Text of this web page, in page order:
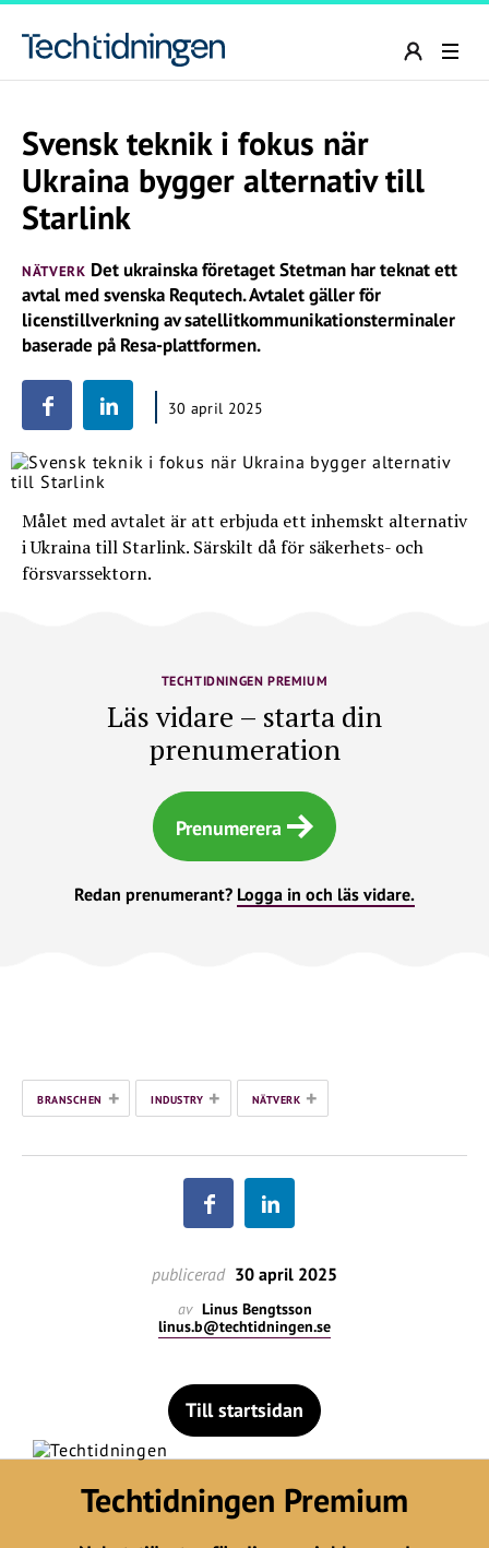
Svensk teknik i fokus när
Ukraina bygger alternativ till
Starlink
NÄTVERK Det ukrainska företaget Stetman har teknat ett
avtal med svenska Requtech. Avtalet gäller för
licenstillverkning av satellitkommunikationsterminaler
baserade på Resa-plattformen.
30 april 2025
Målet med avtalet är att erbjuda ett inhemskt alternativ
i Ukraina till Starlink. Särskilt då för säkerhets- och
försvarssektorn.
TECHTIDNINGEN PREMIUM
Läs vidare – starta din
prenumeration
Prenumerera
Redan prenumerant? Logga in och läs vidare.
BRANSCHEN + INDUSTRY + NÄTVERK +
publicerad 30 april 2025
av Linus Bengtsson
linus.b@techtidningen.se
Till startsidan
Techtidningen Premium